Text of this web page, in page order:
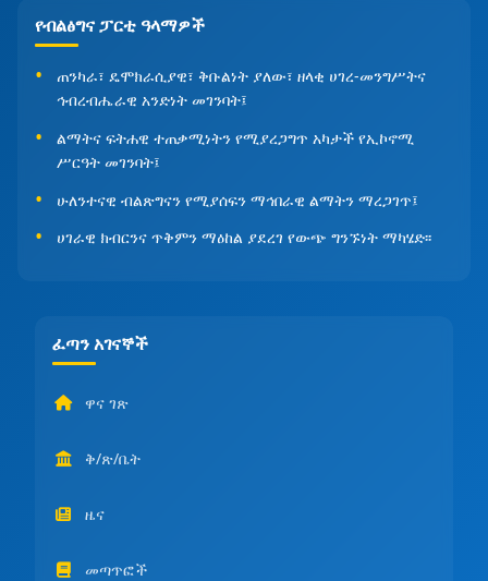
የብልፅግና ፓርቲ ዓላማዎች
ጠንካራ፣ ዴሞክራሲያዊ፣ ቅቡልነት ያለው፣ ዘላቂ ሀገረ-መንግሥትና
ኅብረብሔራዊ አንድነት መገንባት፤
ልማትና ፍትሐዊ ተጠቃሚነትን የሚያረጋግጥ አካታች የኢኮኖሚ
ሥርዓት መገንባት፤
ሁለንተናዊ ብልጽግናን የሚያሰፍን ማኅበራዊ ልማትን ማረጋገጥ፤
ሀገራዊ ክብርንና ጥቅምን ማዕከል ያደረገ የውጭ ግንኙነት ማካሄድ፡፡
ፈጣን አገናኞች
ዋና ገጽ
ቅ/ጽ/ቤት
ዜና
መጣጥፎች